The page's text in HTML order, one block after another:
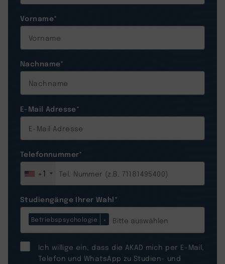
Vorname*
Nachname*
E-Mail Adresse*
Telefonnummer*
+1
Studiengänge Ihrer Wahl*
Betriebspsychologie ×
Ich willige ein, dass die AKAD mich per E-Mail,
Telefon und WhatsApp zu Studien- und